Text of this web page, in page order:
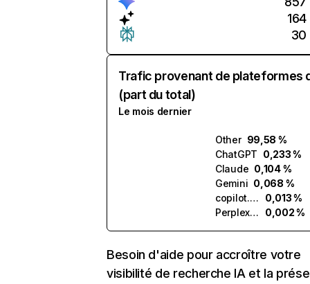
164
30
Trafic provenant de plateformes
(part du total)
Le mois dernier
Other 99,58 %
ChatGPT 0,233 %
Claude 0,104 %
Gemini 0,068 %
copilot.microsoft.com
0,013 %
Perplexity
0,002 %
Besoin d'aide pour accroître votre
visibilité de recherche IA et la